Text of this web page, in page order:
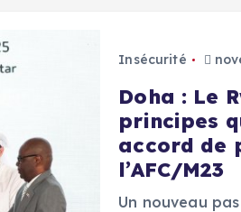
Insécurité
Doha : Le
principes
accord de
l’AFC/M23
Un nouveau